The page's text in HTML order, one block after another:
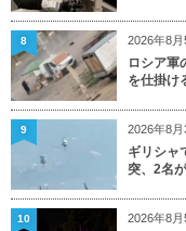
2026年8月
ロシア軍
を仕掛け
8
2026年8月
ギリシャ
突、2名
9
2026年8月
10